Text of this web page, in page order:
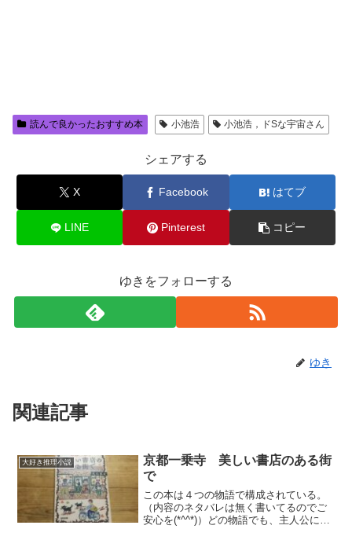
読んで良かったおすすめ本 小池浩 小池浩，ドSな宇宙さん
シェアする
X Facebook はてブ
LINE Pinterest コピー
ゆきをフォローする
ゆき
関連記事
大好き推理小説
京都一乗寺 美しい書店のある街
で
この本は４つの物語で構成されている。
（内容のネタバレは無く書いてるのでご
安心を(*^^*)）どの物語でも、主人公にと